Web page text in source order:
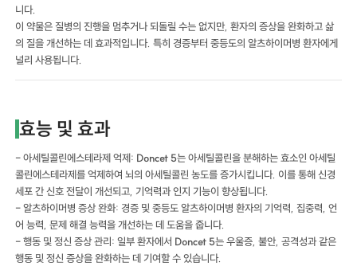
니다.
이 약물은 질병의 진행을 멈추거나 되돌릴 수는 없지만, 환자의 증상을 완화하고 삶
의 질을 개선하는 데 효과적입니다. 특히 경증부터 중등도의 알츠하이머병 환자에게
널리 사용됩니다.
효능 및 효과
- 아세틸콜린에스테라제 억제: Doncet 5는 아세틸콜린을 분해하는 효소인 아세틸
콜린에스테라제를 억제하여 뇌의 아세틸콜린 농도를 증가시킵니다. 이를 통해 신경
세포 간 신호 전달이 개선되고, 기억력과 인지 기능이 향상됩니다.
- 알츠하이머병 증상 완화: 경증 및 중등도 알츠하이머병 환자의 기억력, 집중력, 언
어 능력, 문제 해결 능력을 개선하는 데 도움을 줍니다.
- 행동 및 정신 증상 관리: 일부 환자에서 Doncet 5는 우울증, 불안, 공격성과 같은
행동 및 정신 증상을 완화하는 데 기여할 수 있습니다.